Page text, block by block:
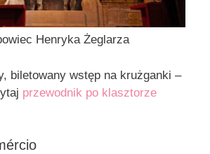
Henryka Żeglarza
biletowany wstęp na krużganki –
przewodnik po klasztorze